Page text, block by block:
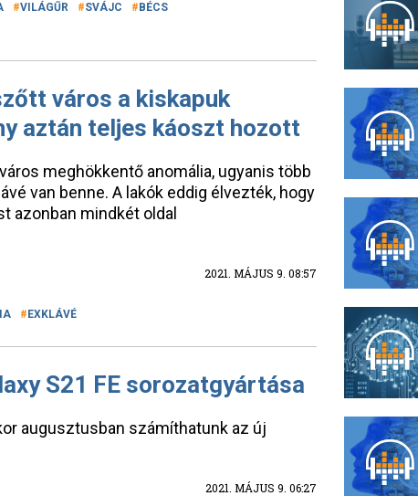
VILÁGŰR SVÁJC
BÉCS
város a kiskapuk
aztán teljes káoszt hozott
meghökkentő anomália, ugyanis több
van benne. A lakók eddig élvezték, hogy
azonban mindkét oldal
2021. MÁJUS 9. 08:57
EXKLÁVÉ
S21 FE sorozatgyártása
augusztusban számíthatunk az új
2021. MÁJUS 9. 06:27